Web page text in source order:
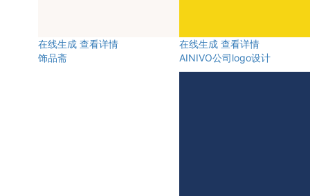
在线生成 查看详情
饰品斋
在线生成 查看详情
AINIVO公司logo设计